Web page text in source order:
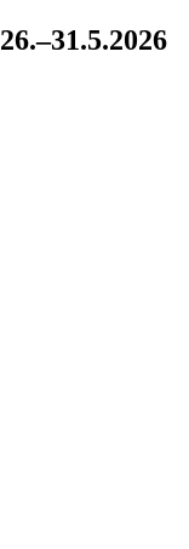
26.–31.5.2026